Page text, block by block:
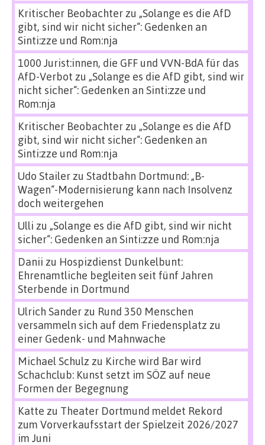
Kritischer Beobachterzu „Solange es die AfD
gibt, sind wir nicht sicher“: Gedenken an
Sinti:zze und Rom:nja
1000 Jurist:innen, die GFF und VVN-BdA für das
AfD-Verbot zu „Solange es die AfD gibt, sind wir
nicht sicher“: Gedenken an Sinti:zze und
Rom:nja
Kritischer Beobachterzu „Solange es die AfD
gibt, sind wir nicht sicher“: Gedenken an
Sinti:zze und Rom:nja
Udo Stailerzu Stadtbahn Dortmund: „B-
Wagen“-Modernisierung kann nach Insolvenz
doch weitergehen
Ulli zu „Solange es die AfD gibt, sind wir nicht
sicher“: Gedenken an Sinti:zze und Rom:nja
Danii zu Hospizdienst Dunkelbunt:
Ehrenamtliche begleiten seit fünf Jahren
Sterbende in Dortmund
Ulrich Sanderzu Rund 350 Menschen
versammeln sich auf dem Friedensplatz zu
einer Gedenk- und Mahnwache
Michael Schulz zu Kirche wird Bar wird
Schachclub: Kunst setzt im SÖZ auf neue
Formen der Begegnung
Katte zu Theater Dortmund meldet Rekord
zum Vorverkaufsstart der Spielzeit 2026/2027
im Juni